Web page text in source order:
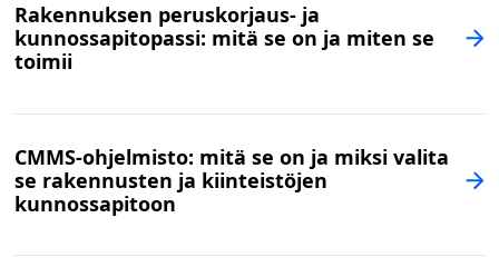
Rakennuksen peruskorjaus- ja
kunnossapitopassi: mitä se on ja miten se
toimii
CMMS-ohjelmisto: mitä se on ja miksi valita
se rakennusten ja kiinteistöjen
kunnossapitoon